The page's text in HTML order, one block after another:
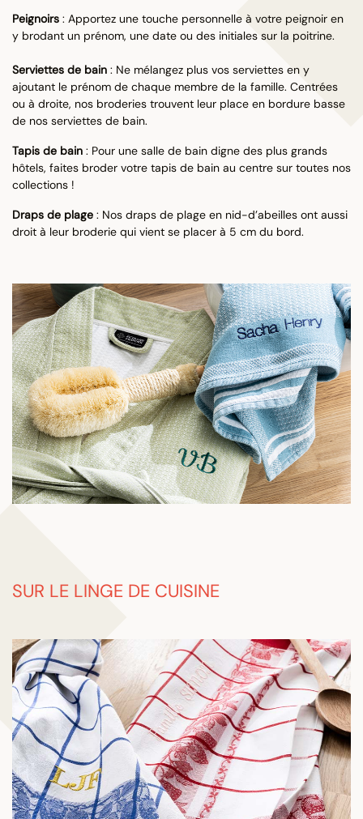
Peignoirs : Apportez une touche personnelle à votre peignoir en
y brodant un prénom, une date ou des initiales sur la poitrine.
Serviettes de bain : Ne mélangez plus vos serviettes en y
ajoutant le prénom de chaque membre de la famille. Centrées
ou à droite, nos broderies trouvent leur place en bordure basse
de nos serviettes de bain.
Tapis de bain : Pour une salle de bain digne des plus grands
hôtels, faites broder votre tapis de bain au centre sur toutes nos
collections !
Draps de plage : Nos draps de plage en nid-d’abeilles ont aussi
droit à leur broderie qui vient se placer à 5 cm du bord.
SUR LE LINGE DE CUISINE